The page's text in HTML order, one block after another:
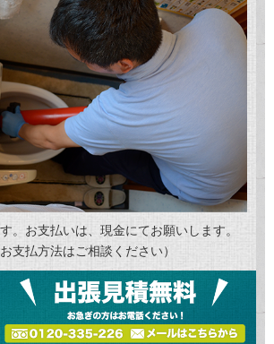
。お支払いは、現金にてお願いします。
支払方法はご相談ください）